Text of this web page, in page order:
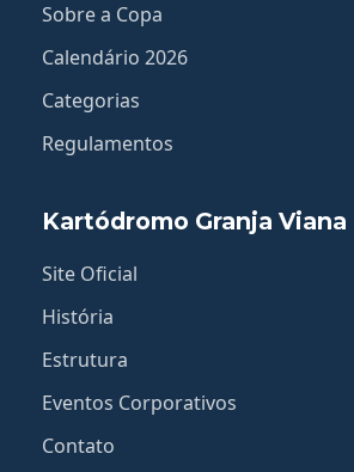
Sobre a Copa
Calendário 2026
Categorias
Regulamentos
Kartódromo Granja Viana
Site Oficial
História
Estrutura
Eventos Corporativos
Contato